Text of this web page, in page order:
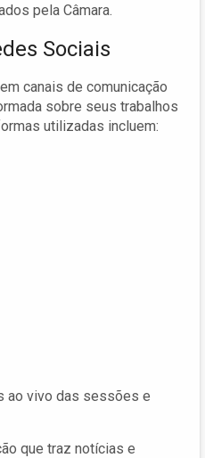
pela Câmara.
Sociais
canais de comunicação
sobre seus trabalhos
utilizadas incluem:
ao vivo das sessões e
que traz notícias e